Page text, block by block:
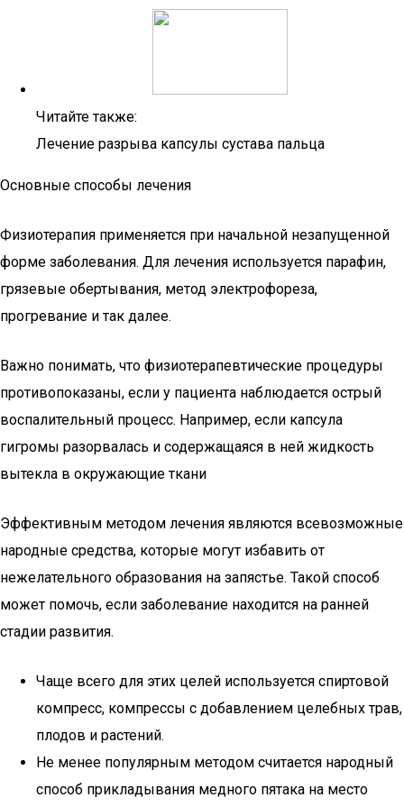
Читайте также:
Лечение разрыва капсулы сустава пальца
Основные способы лечения
Физиотерапия применяется при начальной незапущенной
форме заболевания. Для лечения используется парафин,
грязевые обертывания, метод электрофореза,
прогревание и так далее.
Важно понимать, что физиотерапевтические процедуры
противопоказаны, если у пациента наблюдается острый
воспалительный процесс. Например, если капсула
гигромы разорвалась и содержащаяся в ней жидкость
вытекла в окружающие ткани
Эффективным методом лечения являются всевозможные
народные средства, которые могут избавить от
нежелательного образования на запястье. Такой способ
может помочь, если заболевание находится на ранней
стадии развития.
Чаще всего для этих целей используется спиртовой
компресс, компрессы с добавлением целебных трав,
плодов и растений.
Не менее популярным методом считается народный
способ прикладывания медного пятака на место